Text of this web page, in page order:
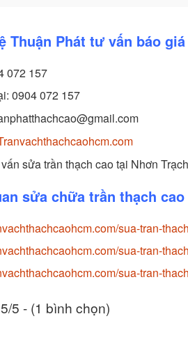
Thuận Phát tư vấn báo
072 157
0904 072 157
sửa trần thạch cao tại Nhơn Trạch
sửa chữa trần thạch
sua-tran-
sua-tran-
sua-tran-
5/5 - (1 bình chọn)